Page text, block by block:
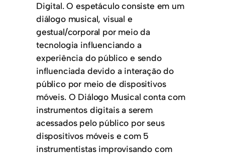
Digital. O espetáculo consiste em um
diálogo musical, visual e
gestual/corporal por meio da
tecnologia influenciando a
experiência do público e sendo
influenciada devido a interação do
público por meio de dispositivos
móveis. O Diálogo Musical conta com
instrumentos digitais a serem
acessados pelo público por seus
dispositivos móveis e com 5
instrumentistas improvisando com